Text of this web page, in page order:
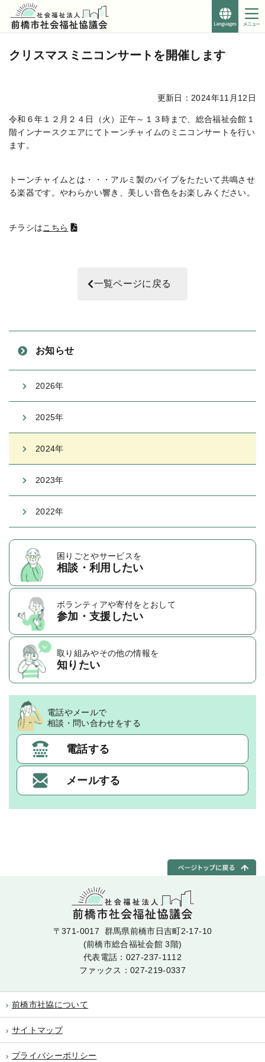
Foreign
Languages
す。
クリスマスミニコンサートを開催します
更新日：2024年11月12日
令和６年１２月２４日（火）正午～１３時まで、総合福祉会館１
階インナースクエアにてトーンチャイムのミニコンサートを行い
ます。
トーンチャイムとは・・・アルミ製のパイプをたたいて共鳴させ
る楽器です。やわらかい響き、美しい音色をお楽しみください。
チラシはこちら
一覧ページに戻る
お知らせ
2026年
2025年
2024年
2023年
2022年
困りごとやサービスを
相談・利用したい
ボランティアや寄付をとおして
参加・支援したい
取り組みやその他の情報を
知りたい
電話やメールで
相談・問い合わせをする
電話する
メールする
〒371-0017 群馬県前橋市日吉町2-17-10
(前橋市総合福祉会館 3階)
代表電話： 027-237-1112
ファックス：027-219-0337
前橋市社協について
サイトマップ
プライバシーポリシー